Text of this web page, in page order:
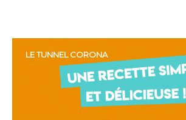
LE TUNNEL CORONA